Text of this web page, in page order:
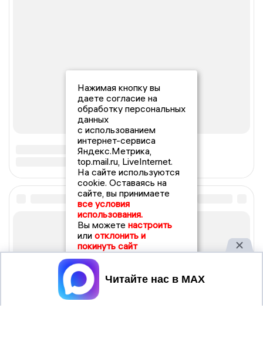
Нажимая кнопку вы
даете согласие на
обработку персональных
данных
с использованием
интернет-сервиса
Яндекс.Метрика,
top.mail.ru, LiveInternet.
На сайте используются
cookie. Оставаясь на
сайте, вы принимаете
все условия
использования.
Вы можете настроить
или отклонить и
покинуть сайт
Принять